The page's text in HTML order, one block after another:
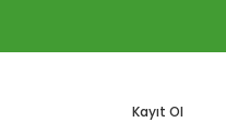
Kayıt Ol